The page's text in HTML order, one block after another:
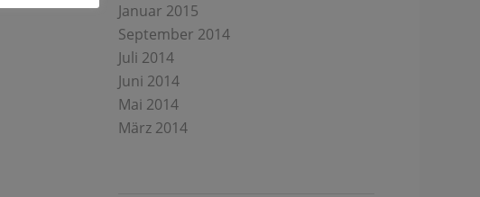
Januar 2015
September 2014
Juli 2014
Juni 2014
Mai 2014
März 2014